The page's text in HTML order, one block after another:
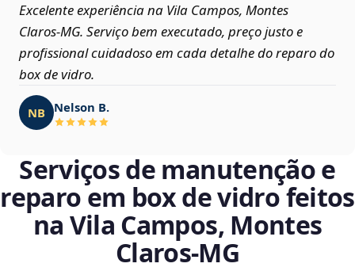
Excelente experiência na Vila Campos, Montes
Claros‑MG. Serviço bem executado, preço justo e
profissional cuidadoso em cada detalhe do reparo do
box de vidro.
NB Nelson B.
Serviços de manutenção e
reparo em box de vidro feitos
na Vila Campos, Montes
Claros‑MG